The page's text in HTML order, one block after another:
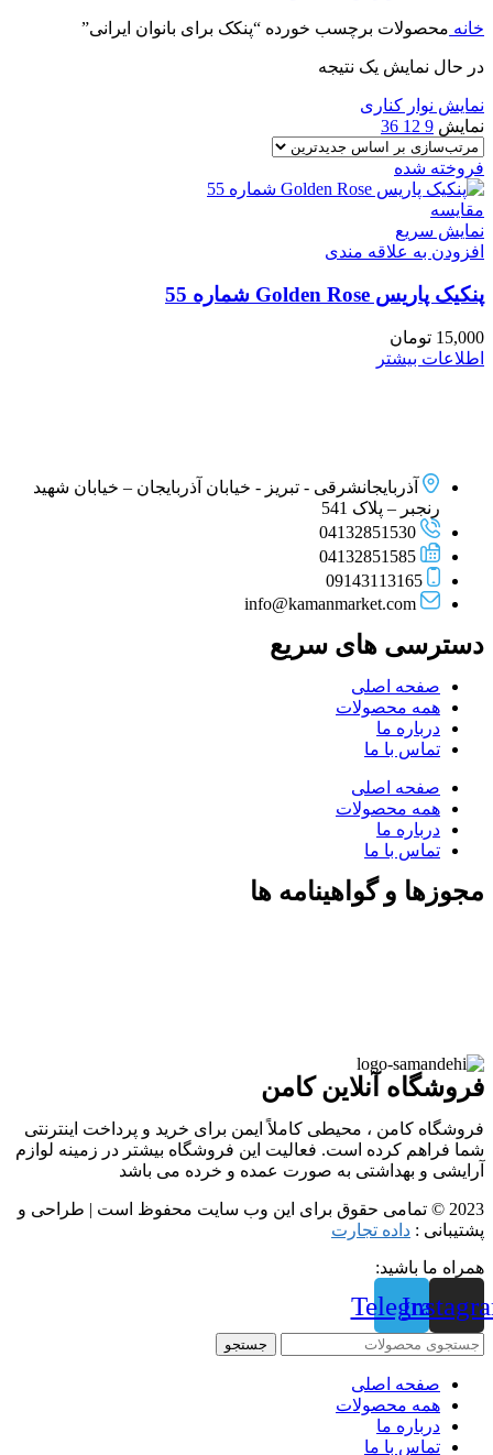
خانه محصولات برچسب خورده “پنکک برای بانوان ایرانی”
در حال نمایش یک نتیجه
نمایش نوار کناری
نمایش 9
12
36
فروخته شده
مقايسه
نمایش سریع
افزودن به علاقه مندی
پنکیک پاریس Golden Rose شماره 55
15,000 تومان
اطلاعات بیشتر
آذربایجانشرقی - تبریز - خیابان آذربایجان – خیابان شهید
رنجبر – پلاک 541
04132851530
04132851585
09143113165
info@kamanmarket.com
دسترسی های سریع
صفحه اصلی
همه محصولات
درباره ما
تماس با ما
صفحه اصلی
همه محصولات
درباره ما
تماس با ما
مجوزها و گواهینامه ها
فروشگاه آنلاین کامن
فروشگاه کامن ، محیطی کاملاً ایمن برای خرید و پرداخت اینترنتی
شما فراهم کرده است. فعالیت این فروشگاه بیشتر در زمینه لوازم
آرایشی و بهداشتی به صورت عمده و خرده می باشد
2023 © تمامی حقوق برای این وب سایت محفوظ است | طراحی و
پشتیبانی : داده تجارت
همراه ما باشید:
Telegram
جستجو
صفحه اصلی
همه محصولات
درباره ما
تماس با ما